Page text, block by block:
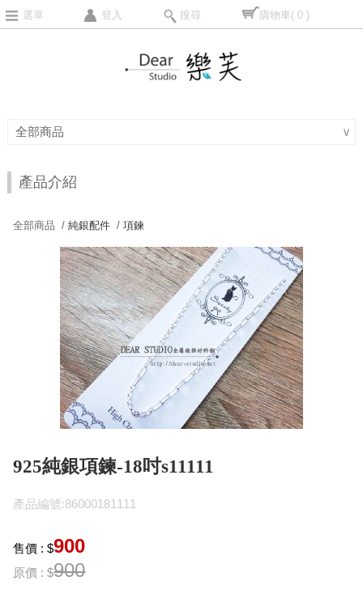
選單 登入 搜尋 購物車( 0 )
全部商品 ∨
產品介紹
全部商品 /純銀配件 /項鍊
925純銀項鍊-18吋s11111
產品編號:86000181111
售價 : $900
原價 : $900